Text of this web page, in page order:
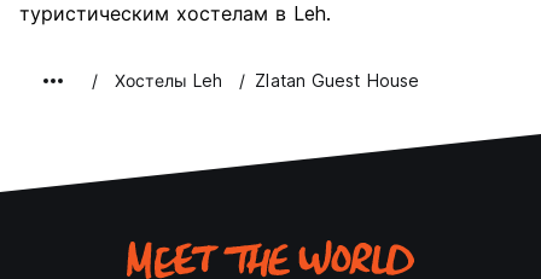
туристическим хостелам в Leh.
Хостелы Leh Zlatan Guest House